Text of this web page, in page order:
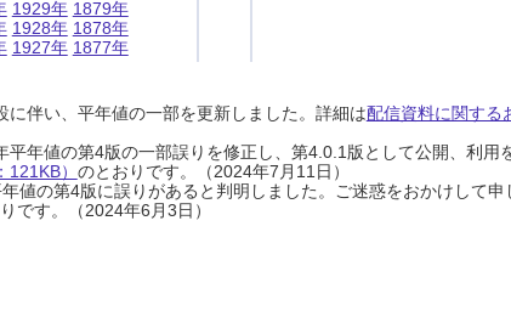
1929年
1928年
1927年
1879年
1878年
1877年
伴い、平年値の一部を更新しました。詳細は配信資料に関する
年値の第4版の一部誤りを修正し、第4.0.1版として公開、利用
） のとおりです。（2024年7月11日）
値の第4版に誤りがあると判明しました。ご迷惑をおかけして
です。（2024年6月3日）